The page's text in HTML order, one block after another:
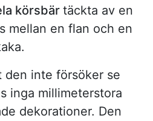
körsbär täckta av en
mellan en flan och en
den inte försöker se
inga millimeterstora
dekorationer. Den